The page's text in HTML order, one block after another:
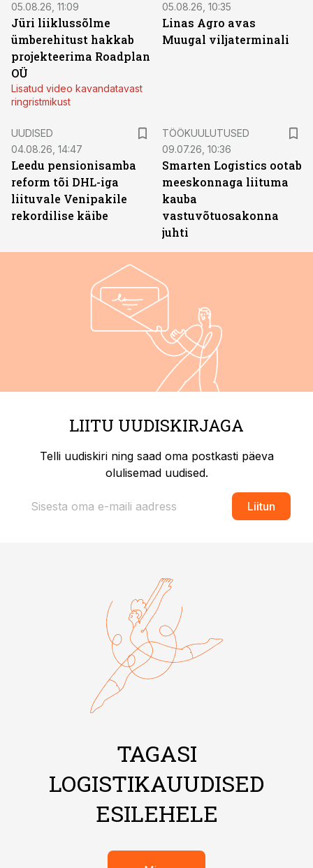
05.08.26, 11:09
Jüri liiklussõlme
ümberehitust hakkab
projekteerima Roadplan
OÜ
Lisatud video kavandatavast
ringristmikust
05.08.26, 10:35
Linas Agro avas
Muugal viljaterminali
UUDISED
04.08.26, 14:47
Leedu pensionisamba
reform tõi DHL-iga
liituvale Venipakile
rekordilise käibe
TÖÖKUULUTUSED
09.07.26, 10:36
Smarten Logistics ootab
meeskonnaga liituma
kauba
vastuvõtuosakonna
juhti
LIITU UUDISKIRJAGA
Telli uudiskiri ning saad oma postkasti päeva
olulisemad uudised.
Liitun
TAGASI
LOGISTIKAUUDISED
ESILEHELE